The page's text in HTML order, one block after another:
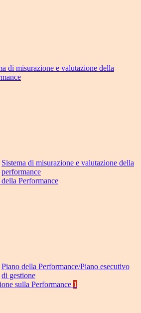
di misurazione e valutazione della
Sistema di misurazione e valutazione della
performance
Performance
Piano della Performance/Piano esecutivo
di gestione
sulla Performance 1